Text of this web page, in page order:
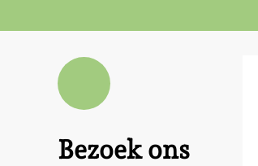
Bezoek ons